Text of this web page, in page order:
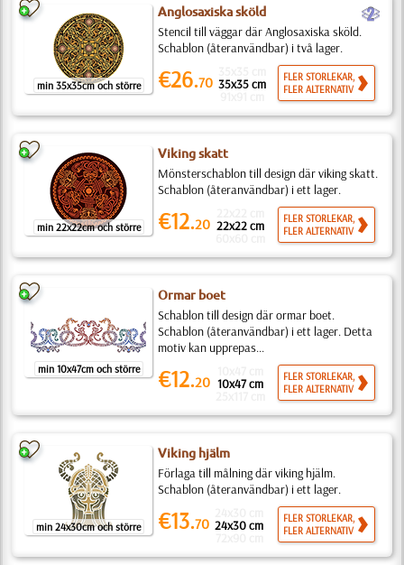
min 35x35cm och större
Anglosaxiska sköld b
Stencil till väggar där Anglosaxiska sköld.
Schablon (återanvändbar) i två lager.
€26.70 35x35 cm
FLER STORLEKAR,
FLER ALTERNATIV
min 22x22cm och större
Viking skatt
Mönsterschablon till design där viking skatt.
Schablon (återanvändbar) i ett lager.
€12.20 22x22 cm
FLER STORLEKAR,
FLER ALTERNATIV
min 10x47cm och större
Ormar boet
Schablon till design där ormar boet.
Schablon (återanvändbar) i ett lager. Detta
motiv kan upprepas...
€12.20 10x47 cm
FLER STORLEKAR,
FLER ALTERNATIV
min 24x30cm och större
Viking hjälm
Förlaga till målning där viking hjälm.
Schablon (återanvändbar) i ett lager.
€13.70 24x30 cm
FLER STORLEKAR,
FLER ALTERNATIV